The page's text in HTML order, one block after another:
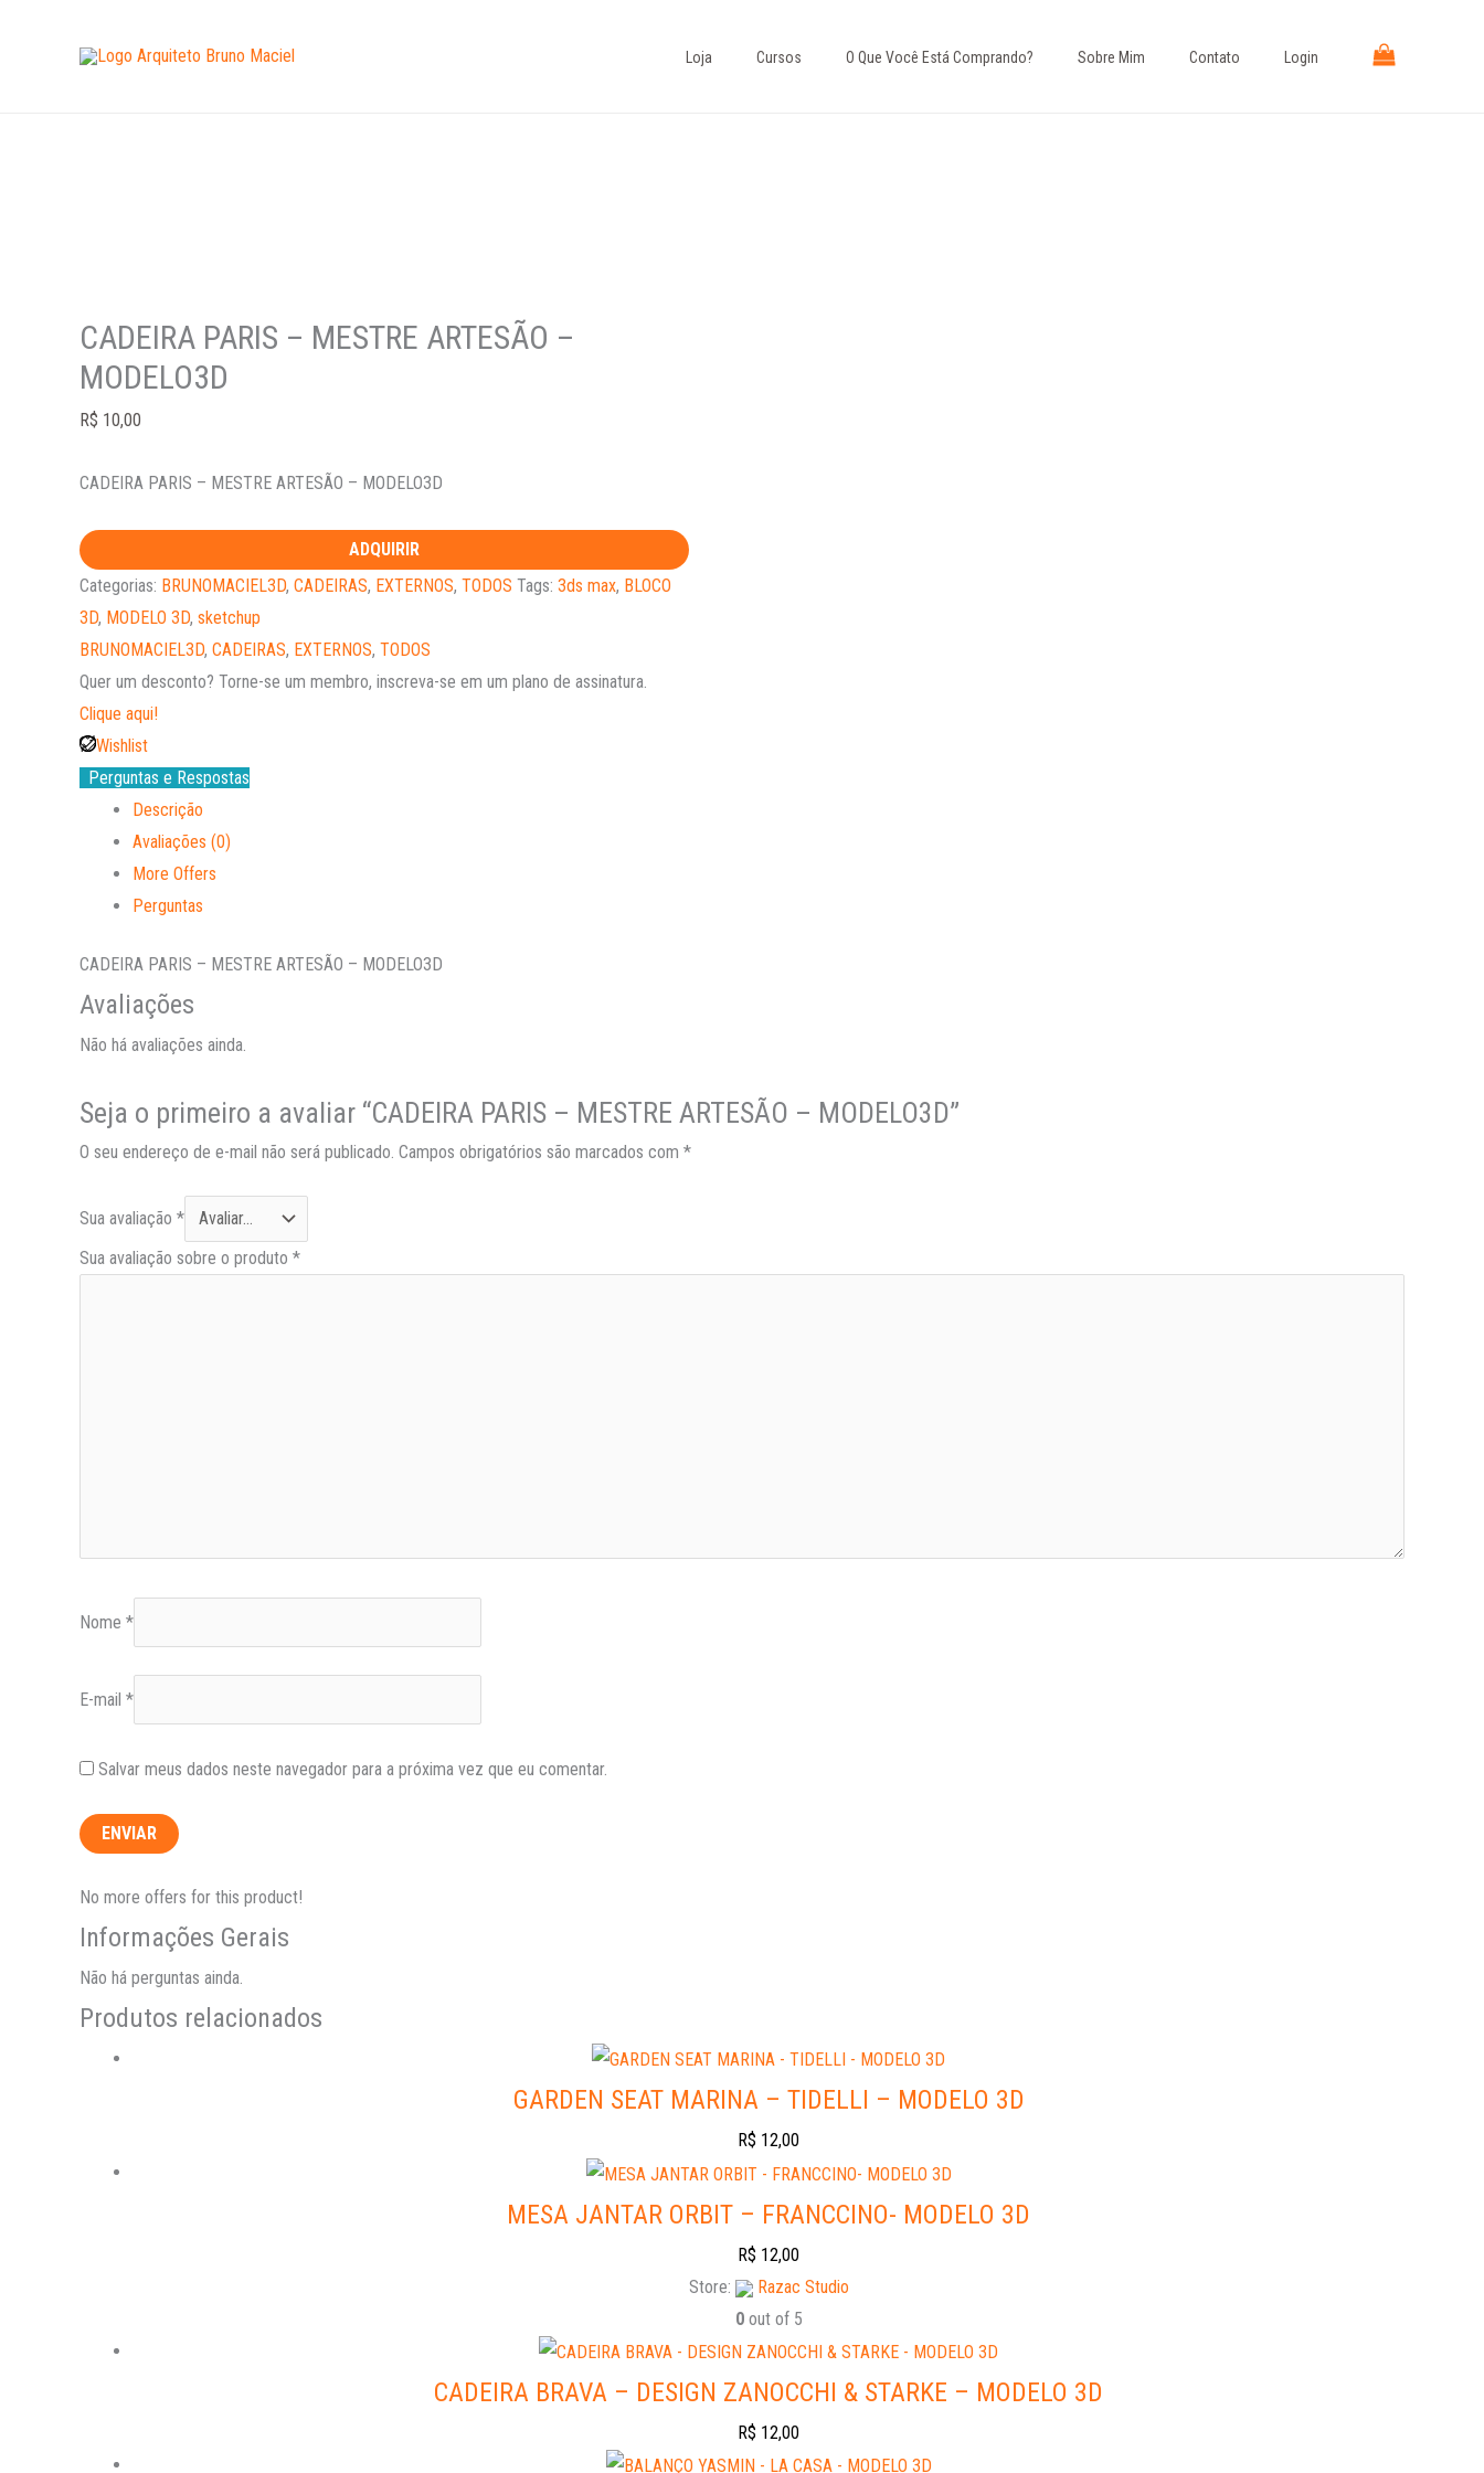
Loja Cursos O Que Você Está Comprando?​ Sobre Mim Contato Login
CADEIRA PARIS – MESTRE ARTESÃO –
MODELO3D
R$ 10,00
CADEIRA PARIS – MESTRE ARTESÃO – MODELO3D
PARIS
ADQUIRIR
Categorias: BRUNOMACIEL3D, CADEIRAS, EXTERNOS, TODOS Tags: 3ds max, BLOCO
3D, MODELO 3D, sketchup
BRUNOMACIEL3D, CADEIRAS, EXTERNOS, TODOS
Quer um desconto? Torne-se um membro, inscreva-se em um plano de assinatura.
Clique aqui!
Wishlist
Perguntas e Respostas
Descrição
Avaliações (0)
More Offers
Perguntas
CADEIRA PARIS – MESTRE ARTESÃO – MODELO3D
Avaliações
Não há avaliações ainda.
Seja o primeiro a avaliar “CADEIRA PARIS – MESTRE ARTESÃO – MODELO3D”
O seu endereço de e-mail não será publicado. Campos obrigatórios são marcados com *
Sua avaliação *
Sua avaliação sobre o produto *
Nome *
E-mail *
Salvar meus dados neste navegador para a próxima vez que eu comentar.
No more offers for this product!
Informações Gerais
Não há perguntas ainda.
Produtos relacionados
GARDEN SEAT MARINA – TIDELLI – MODELO 3D
R$ 12,00
MESA JANTAR ORBIT – FRANCCINO- MODELO 3D
R$ 12,00
Store:
Razac Studio
0out of 5
CADEIRA BRAVA – DESIGN ZANOCCHI & STARKE – MODELO 3D
R$ 12,00